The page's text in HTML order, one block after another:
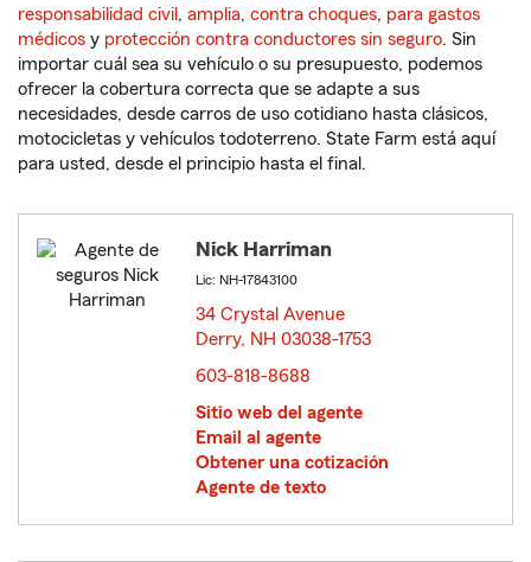
responsabilidad civil , amplia, contra choques, para gastos
médicos y protección contra conductores sin seguro. Sin
importar cuál sea su vehículo o su presupuesto, podemos
ofrecer la cobertura correcta que se adapte a sus
necesidades, desde carros de uso cotidiano hasta clásicos,
motocicletas y vehículos todoterreno. State Farm está aquí
para usted, desde el principio hasta el final.
Nick Harriman
Lic: NH-17843100
34 Crystal Avenue
Derry, NH 03038-1753
603-818-8688
Sitio web del agente
Email al agente
Obtener una cotización
Agente de texto